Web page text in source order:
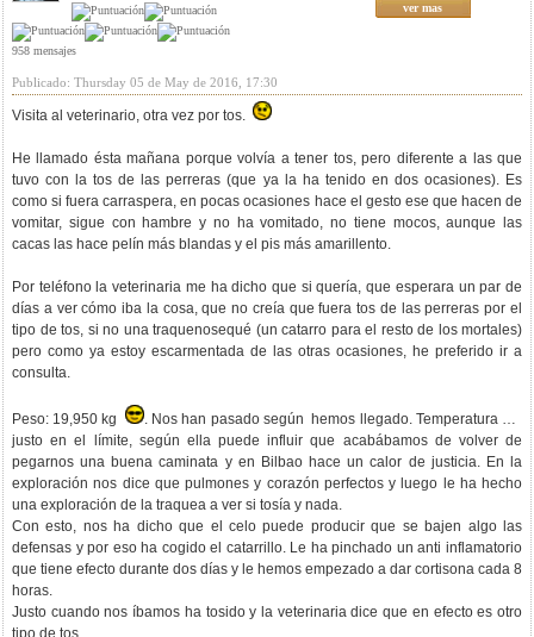
958 mensajes
ver mas
Publicado: Thursday 05 de May de 2016, 17:30
Visita al veterinario, otra vez por tos.
He llamado ésta mañana porque volvía a tener tos, pero diferente a las que
tuvo con la tos de las perreras (que ya la ha tenido en dos ocasiones). Es
como si fuera carraspera, en pocas ocasiones hace el gesto ese que hacen de
vomitar, sigue con hambre y no ha vomitado, no tiene mocos, aunque las
cacas las hace pelín más blandas y el pis más amarillento.
Por teléfono la veterinaria me ha dicho que si quería, que esperara un par de
días a ver cómo iba la cosa, que no creía que fuera tos de las perreras por el
tipo de tos, si no una traquenosequé (un catarro para el resto de los mortales)
pero como ya estoy escarmentada de las otras ocasiones, he preferido ir a
consulta.
Peso: 19,950 kg
. Nos han pasado según hemos llegado. Temperatura 39,
justo en el límite, según ella puede influir que acabábamos de volver de
pegarnos una buena caminata y en Bilbao hace un calor de justicia. En la
exploración nos dice que pulmones y corazón perfectos y luego le ha hecho
una exploración de la traquea a ver si tosía y nada.
Con esto, nos ha dicho que el celo puede producir que se bajen algo las
defensas y por eso ha cogido el catarrillo. Le ha pinchado un anti inflamatorio
que tiene efecto durante dos días y le hemos empezado a dar cortisona cada 8
horas.
Justo cuando nos íbamos ha tosido y la veterinaria dice que en efecto es otro
tipo de tos.